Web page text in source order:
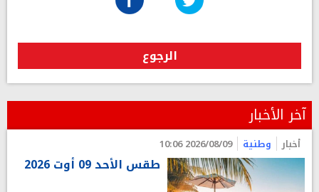
الرجوع
آخر الأخبار
أخبار وطنية 2026/08/09 10:06
طقس الأحد 09 أوت 2026